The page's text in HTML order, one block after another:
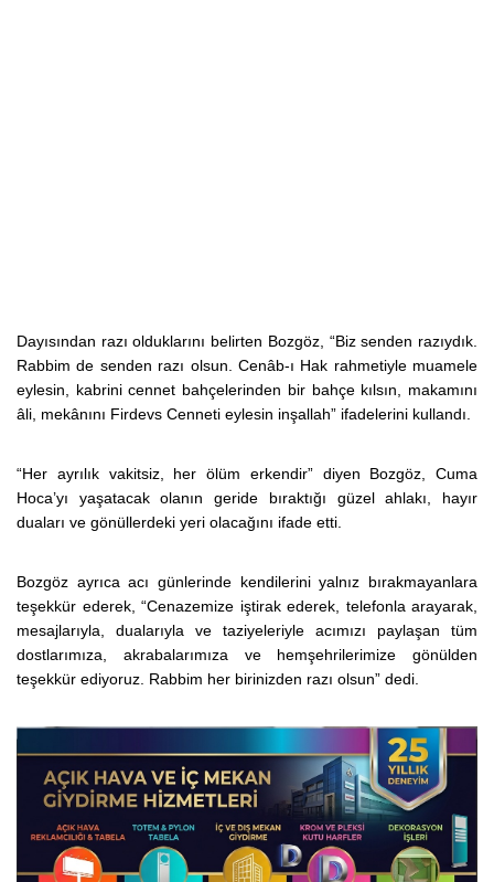
Dayısından razı olduklarını belirten Bozgöz, “Biz senden razıydık.
Rabbim de senden razı olsun. Cenâb-ı Hak rahmetiyle muamele
eylesin, kabrini cennet bahçelerinden bir bahçe kılsın, makamını
âli, mekânını Firdevs Cenneti eylesin inşallah” ifadelerini kullandı.
“Her ayrılık vakitsiz, her ölüm erkendir” diyen Bozgöz, Cuma
Hoca’yı yaşatacak olanın geride bıraktığı güzel ahlakı, hayır
duaları ve gönüllerdeki yeri olacağını ifade etti.
Bozgöz ayrıca acı günlerinde kendilerini yalnız bırakmayanlara
teşekkür ederek, “Cenazemize iştirak ederek, telefonla arayarak,
mesajlarıyla, dualarıyla ve taziyeleriyle acımızı paylaşan tüm
dostlarımıza, akrabalarımıza ve hemşehrilerimize gönülden
teşekkür ediyoruz. Rabbim her birinizden razı olsun” dedi.